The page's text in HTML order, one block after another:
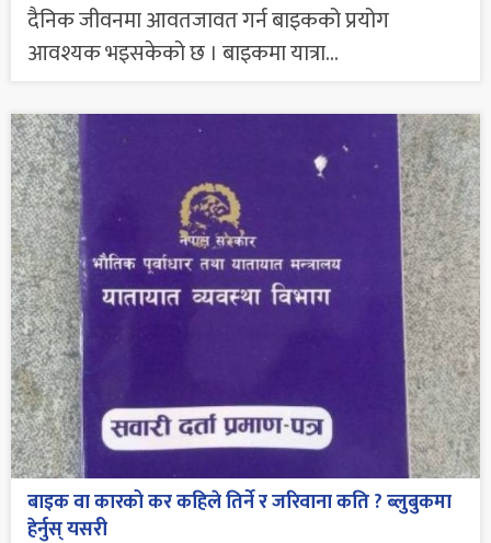
दैनिक जीवनमा आवतजावत गर्न बाइकको प्रयोग
आवश्यक भइसकेको छ । बाइकमा यात्रा...
बाइक वा कारको कर कहिले तिर्ने र जरिवाना कति ? ब्लुबुकमा
हेर्नुस् यसरी